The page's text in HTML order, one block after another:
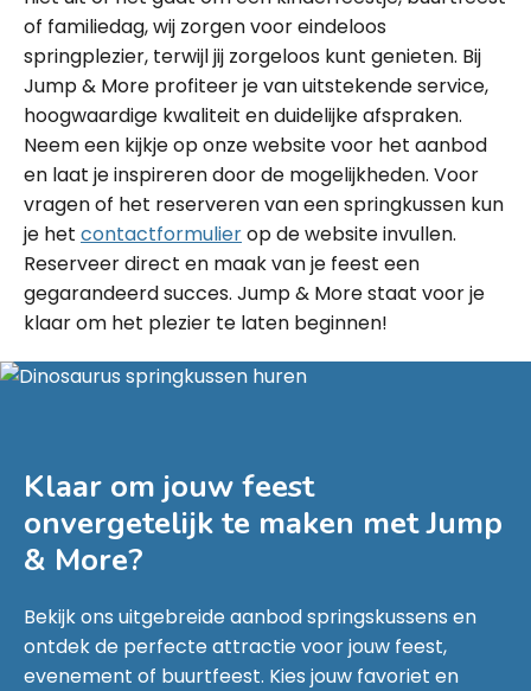
of familiedag, wij zorgen voor eindeloos
springplezier, terwijl jij zorgeloos kunt genieten. Bij
Jump & More profiteer je van uitstekende service,
hoogwaardige kwaliteit en duidelijke afspraken.
Neem een kijkje op onze website voor het aanbod
en laat je inspireren door de mogelijkheden. Voor
vragen of het reserveren van een springkussen kun
je het contactformulierop de website invullen.
Reserveer direct en maak van je feest een
gegarandeerd succes. Jump & More staat voor je
klaar om het plezier te laten beginnen!
Klaar om jouw feest
onvergetelijk te maken metJump
& More?
Bekijk ons uitgebreide aanbod springskussens en
ontdek de perfecte attractie voor jouw feest,
evenement of buurtfeest. Kies jouw favoriet en